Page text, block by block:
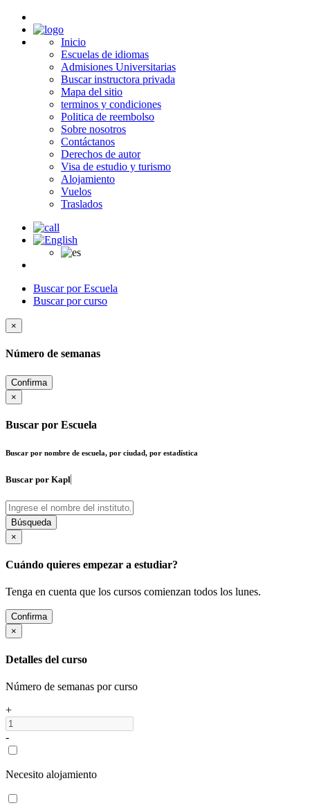
Inicio
Escuelas de idiomas
Admisiones Universitarias
Buscar instructora privada
Mapa del sitio
terminos y condiciones
Politica de reembolso
Sobre nosotros
Contáctanos
Derechos de autor
Visa de estudio y turismo
Alojamiento
Vuelos
Traslados
Buscar por Escuela
Buscar por curso
×
Número de semanas
Confirma
×
Buscar por Escuela
Buscar por nombre de escuela, por ciudad, por estadística
Buscar por
Búsqueda
×
Cuándo quieres empezar a estudiar?
Tenga en cuenta que los cursos comienzan todos los lunes.
Confirma
×
Detalles del curso
Número de semanas por curso
+
-
Necesito alojamiento